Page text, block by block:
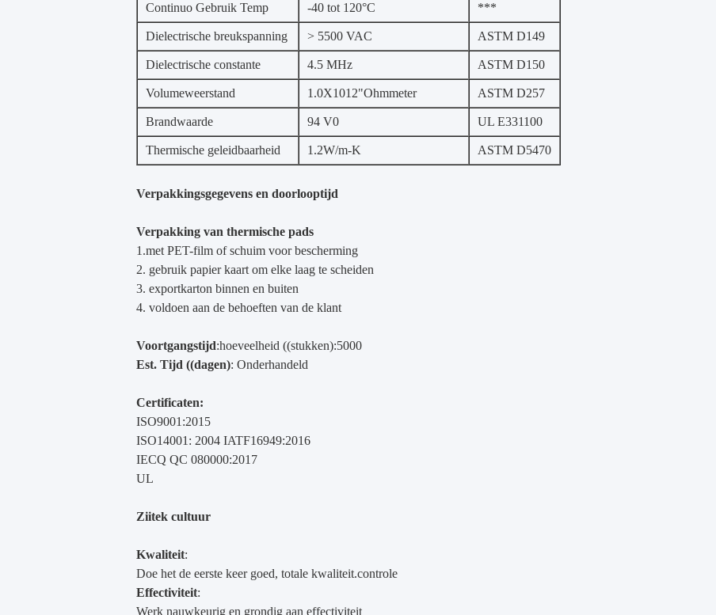
Continuo Gebruik Temp -40 tot 120°C ***
Dielectrische breukspanning > 5500 VAC ASTM D149
Dielectrische constante 4.5 MHz ASTM D150
Volumeweerstand 1.0X1012"Ohmmeter ASTM D257
Brandwaarde 94 V0 UL E331100
Thermische geleidbaarheid 1.2W/m-K ASTM D5470
Verpakkingsgegevens en doorlooptijd
Verpakking van thermische pads
1.met PET-film of schuim voor bescherming
2. gebruik papier kaart om elke laag te scheiden
3. exportkarton binnen en buiten
4. voldoen aan de behoeften van de klant
Voortgangstijd:hoeveelheid ((stukken):5000
Est. Tijd ((dagen): Onderhandeld
Certificaten:
ISO9001:2015
ISO14001: 2004 IATF16949:2016
IECQ QC 080000:2017
UL
Ziitek cultuur
Kwaliteit:
Doe het de eerste keer goed, totale kwaliteit.controle
Effectiviteit:
Werk nauwkeurig en grondig aan effectiviteit